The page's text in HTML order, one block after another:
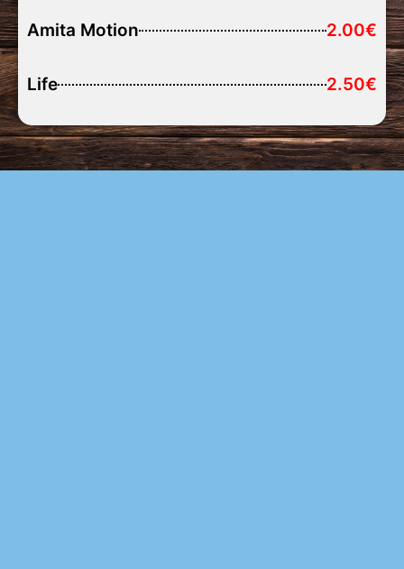
Amita Motion 2.00€
Life 2.50€